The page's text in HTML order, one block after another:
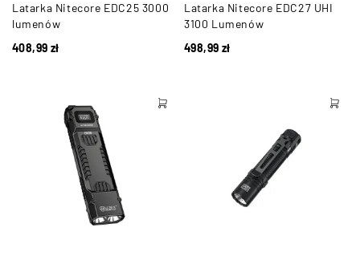
Latarka Nitecore EDC25 3000
lumenów
408,99 zł
Latarka Nitecore EDC27 UHI
3100 Lumenów
498,99 zł